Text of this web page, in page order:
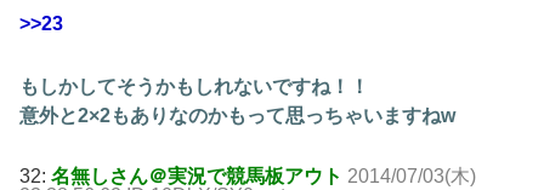
>>23
もしかしてそうかもしれないですね！！
意外と2×2もありなのかもって思っちゃいますねw
32: 名無しさん＠実況で競馬板アウト 2014/07/03(木)